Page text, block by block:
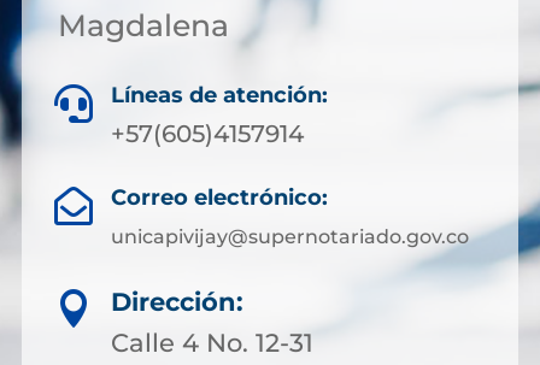
Magdalena
 Líneas de atención:
+57(605)4157914
 Correo electrónico:
unicapivijay@supernotariado.gov.co

Dirección:
Calle 4 No. 12-31